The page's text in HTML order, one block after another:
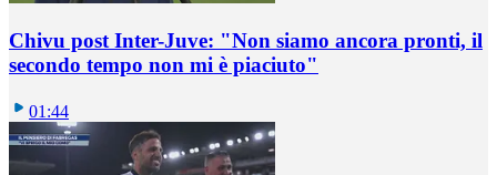
Chivu post Inter-Juve: "Non siamo ancora pronti, il
secondo tempo non mi è piaciuto"
01:44